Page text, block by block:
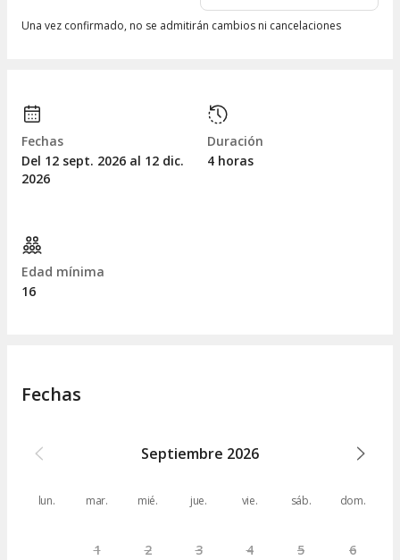
Una vez confirmado, no se admitirán cambios ni cancelaciones
Fechas
Del 12 sept. 2026 al 12 dic.
2026
Duración
4 horas
Edad mínima
16
Fechas
Septiembre 2026
lun. mar. mié. jue. vie. sáb. dom.
1 2 3 4 5 6